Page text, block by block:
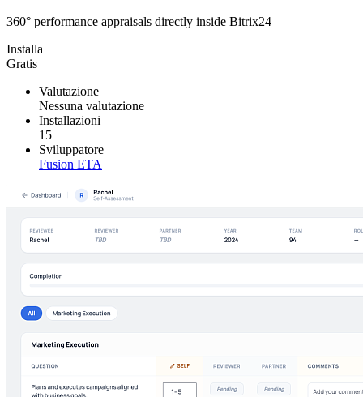
360° performance appraisals directly inside Bitrix24
Installa
Gratis
Valutazione
Nessuna valutazione
Installazioni
15
Sviluppatore
Fusion ETA